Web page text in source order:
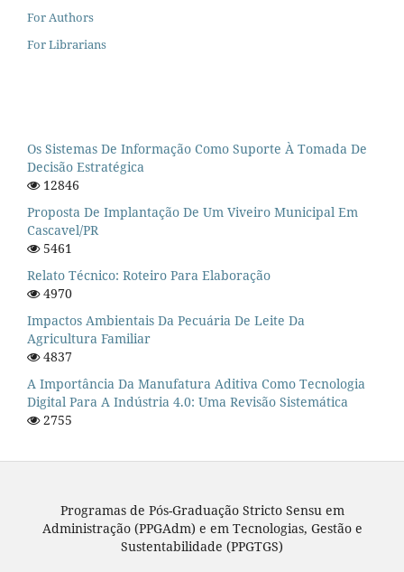
For Authors
For Librarians
Os Sistemas De Informação Como Suporte À Tomada De
Decisão Estratégica
12846
Proposta De Implantação De Um Viveiro Municipal Em
Cascavel/PR
5461
Relato Técnico: Roteiro Para Elaboração
4970
Impactos Ambientais Da Pecuária De Leite Da
Agricultura Familiar
4837
A Importância Da Manufatura Aditiva Como Tecnologia
Digital Para A Indústria 4.0: Uma Revisão Sistemática
2755
Programas de Pós-Graduação Stricto Sensu em
Administração (PPGAdm) e em Tecnologias, Gestão e
Sustentabilidade (PPGTGS)